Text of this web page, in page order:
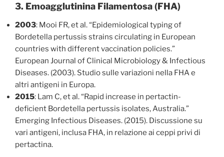
3. Emoagglutinina Filamentosa (FHA)
2003: Mooi FR, et al. “Epidemiological typing of
Bordetella pertussis strains circulating in European
countries with different vaccination policies.”
European Journal of Clinical Microbiology & Infectious
Diseases. (2003). Studio sulle variazioni nella FHA e
altri antigeni in Europa.
2015: Lam C, et al. “Rapid increase in pertactin-
deficient Bordetella pertussis isolates, Australia.”
Emerging Infectious Diseases. (2015). Discussione su
vari antigeni, inclusa FHA, in relazione ai ceppi privi di
pertactina.